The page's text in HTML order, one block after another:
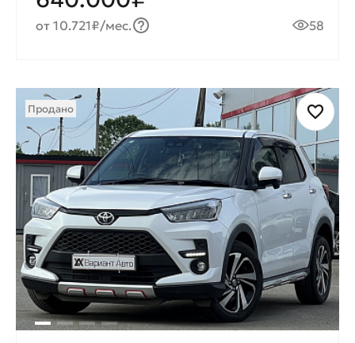
от 10.721₽/мес. 58
Продано